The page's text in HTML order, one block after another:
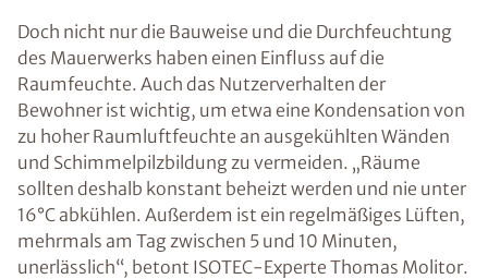
Doch nicht nur die Bauweise und die Durchfeuchtung
des Mauerwerks haben einen Einfluss auf die
Raumfeuchte. Auch das Nutzerverhalten der
Bewohner ist wichtig, um etwa eine Kondensation von
zu hoher Raumluftfeuchte an ausgekühlten Wänden
und Schimmelpilzbildung zu vermeiden. „Räume
sollten deshalb konstant beheizt werden und nie unter
16°C abkühlen. Außerdem ist ein regelmäßiges Lüften,
mehrmals am Tag zwischen 5 und 10 Minuten,
unerlässlich“, betont ISOTEC-Experte Thomas Molitor.